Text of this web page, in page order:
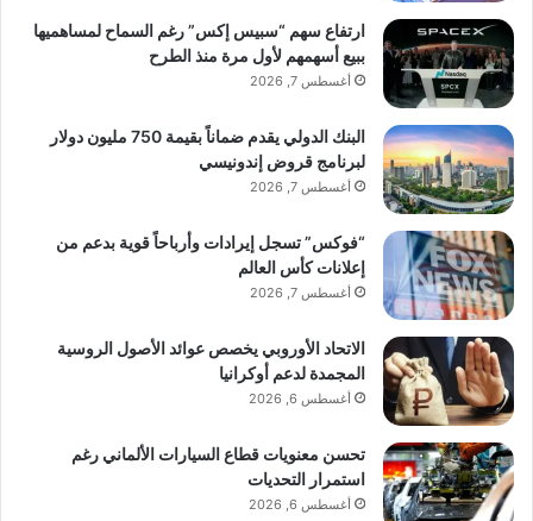
ارتفاع سهم “سبيس إكس” رغم السماح لمساهميها
ببيع أسهمهم لأول مرة منذ الطرح
أغسطس 7, 2026
البنك الدولي يقدم ضماناً بقيمة 750 مليون دولار
لبرنامج قروض إندونيسي
أغسطس 7, 2026
“فوكس” تسجل إيرادات وأرباحاً قوية بدعم من
إعلانات كأس العالم
أغسطس 7, 2026
الاتحاد الأوروبي يخصص عوائد الأصول الروسية
المجمدة لدعم أوكرانيا
أغسطس 6, 2026
تحسن معنويات قطاع السيارات الألماني رغم
استمرار التحديات
أغسطس 6, 2026